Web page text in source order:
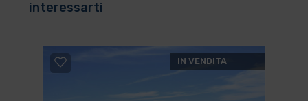
interessarti
IN VENDITA